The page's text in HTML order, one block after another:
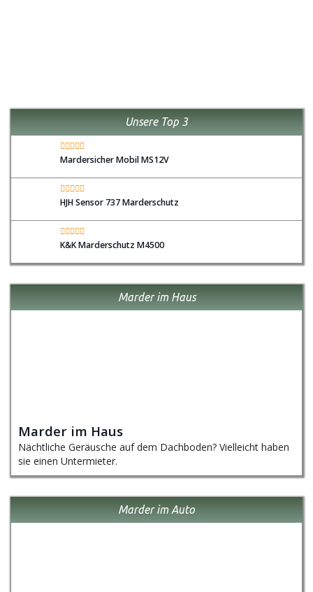
Unsere Top 3
Mardersicher Mobil MS12V
HJH Sensor 737 Marderschutz
K&K Marderschutz M4500
Marder im Haus
Marder im Haus
Nächtliche Geräusche auf dem Dachboden? Vielleicht haben
sie einen Untermieter.
Marder im Auto